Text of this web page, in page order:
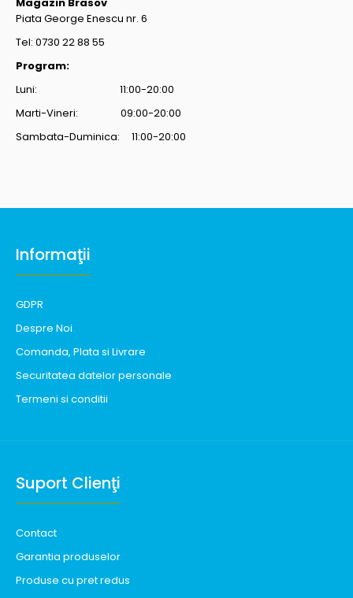
Piata George Enescu nr. 6
Tel: 0730 22 88 55
Program:
Luni: 11:00-20:00
Marti-Vineri: 09:00-20:00
Sambata-Duminica: 11:00-20:00
Informaţii
GDPR
Despre Noi
Comanda, Plata si Livrare
Securitatea datelor personale
Termeni si conditii
Suport Clienţi
Contact
Garantia produselor
Produse cu pret redus